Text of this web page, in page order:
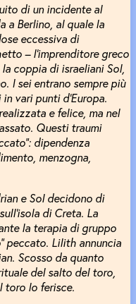
di un incidente al
a Berlino, al quale la
eccessiva di
– l’imprenditore greco
coppia di israeliani Sol,
I sei entrano sempre più
vari punti d’Europa.
e felice, ma nel
Questi traumi
dipendenza
menzogna,
e Sol decidono di
di Creta. La
la terapia di gruppo
peccato. Lilith annuncia
Scosso da quanto
del salto del toro,
toro lo ferisce.